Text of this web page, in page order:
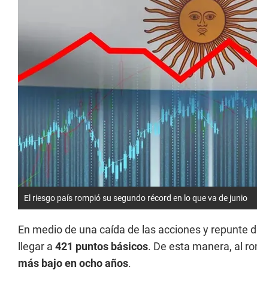
El riesgo país rompió su segundo récord en lo que va de junio
En medio de una caída de las acciones y repunte
llegar a 421 puntos básicos. De esta manera, al
más bajo en ocho años.